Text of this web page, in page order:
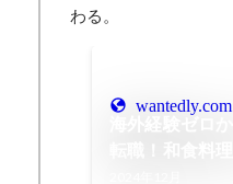
わる。
wantedly.com